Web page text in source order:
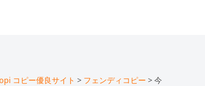
コピー優良サイト > フェンディコピー > 今